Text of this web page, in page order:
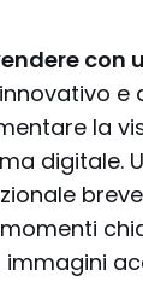
con
e
la
digitale.
immagini